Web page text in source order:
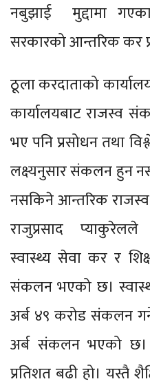
नबुझाई मुद्दामा
सरकारको आन्तरिक कर
ठूला करदाताको
कार्यालयबाट राजस्व
भए पनि प्रसोधन तथा
लक्ष्यनुसार संकलन हुन
नसकिने आन्तरिक
राजुप्रसाद
स्वास्थ्य सेवा कर र
संकलन भएको छ।
अर्ब ४९ करोड संकलन
अर्ब संकलन भएको छ।
प्रतिशत बढी हो। यस्तै